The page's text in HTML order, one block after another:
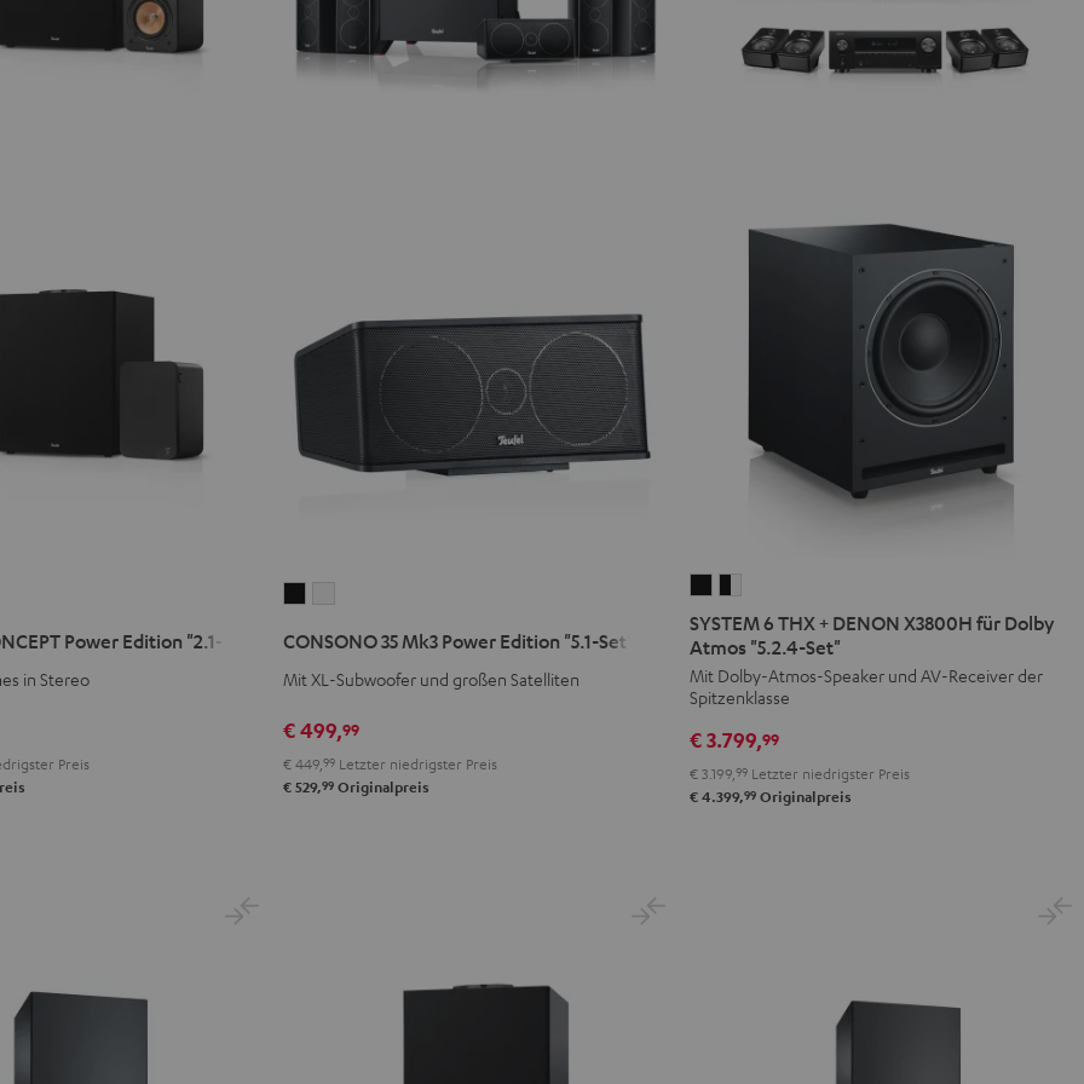
Power Edition "2.1-Set"
in Stereo
Preis
Mk3
Power
"5.1-
Set"
Schwarz
Mk3
Power
"5.1-
Set"
Weiß
CONSONO 35 Mk3 Power Edition "5.1-Set"
Mit XL-Subwoofer und großen Satelliten
€ 499,99
€ 449,99 Letzter niedrigster Preis
€ 529,99 Originalpreis
6
THX
+
DENON
X3800H
Dolby
6
THX
+
DENON
X3800H
Dolby
SYSTEM 6 THX + DENON X3800H für Dolby
Atmos "5.2.4-Set"
Mit Dolby-Atmos-Speaker und AV-Receiver der
Spitzenklasse
€ 3.799,99
€ 3.199, 99 Letzter niedrigster Preis
€ 4.399,99 Originalpreis